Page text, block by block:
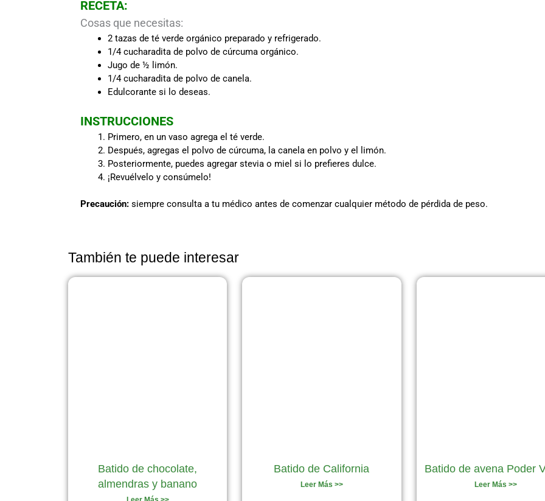
RECETA:
Cosas que necesitas:
2 tazas de té verde orgánico preparado y refrigerado.
1/4 cucharadita de polvo de cúrcuma orgánico.
Jugo de ½ limón.
1/4 cucharadita de polvo de canela.
Edulcorante si lo deseas.
INSTRUCCIONES
Primero, en un vaso agrega el té verde.
Después, agregas el polvo de cúrcuma, la canela en polvo y el limón.
Posteriormente, puedes agregar stevia o miel si lo prefieres dulce.
¡Revuélvelo y consúmelo!
Precaución: siempre consulta a tu médico antes de comenzar cualquier método de pérdida de peso.
También te puede interesar
Batido de chocolate,
almendras y banano
Batido de California
Leer Más >>
Batido de avena Poder
Leer Más >>
PáginaPáginaPágina